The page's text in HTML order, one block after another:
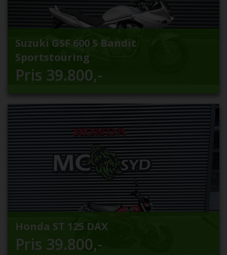
Suzuki GSF 600 S Bandit
Sportstouring
Pris 39.800,-
Honda ST 125 DAX
Pris 39.800,-